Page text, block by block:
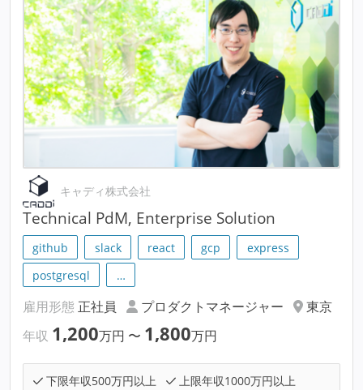
キャディ株式会社
Technical PdM, Enterprise Solution
github slack react gcp
express
postgresql
…
雇用形態 正社員 プロダクトマネージャー
東京
年収 1,200万円 〜 1,800万円
下限年収500万円以上
上限年収1000万円以上